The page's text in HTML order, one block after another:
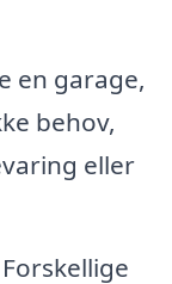
en garage,
behov,
eller
Forskellige